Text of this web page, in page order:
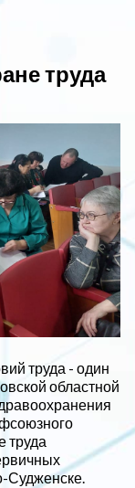
труда
труда - один
областной
труда
Судженске.